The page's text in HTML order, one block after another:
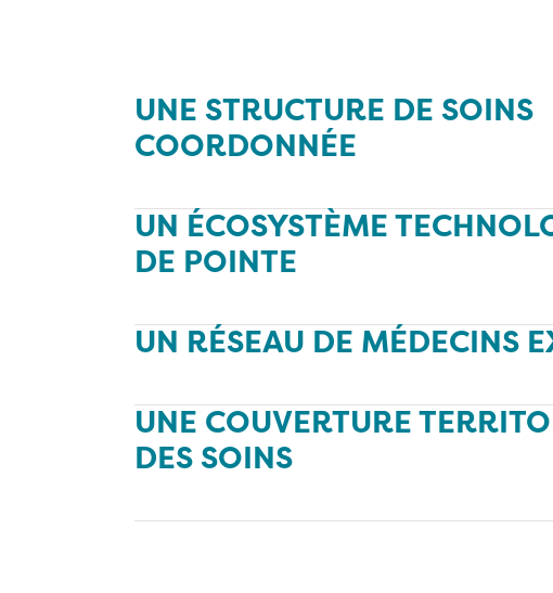
UNE STRUCTURE DE SOINS
COORDONNÉE
UN ÉCOSYSTÈME
DE POINTE
UN RÉSEAU DE MÉDECINS
UNE COUVERTURE
DES SOINS